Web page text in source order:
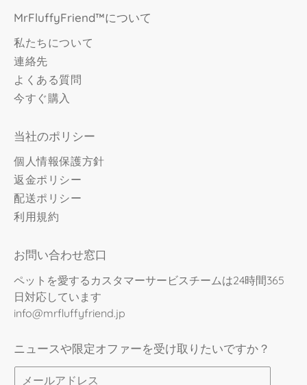
MrFluffyFriend™について
私たちについて
連絡先
よくある質問
今すぐ購入
当社のポリシー
個人情報保護方針
返金ポリシー
配送ポリシー
利用規約
お問い合わせ窓口
ペットを愛するカスタマーサービスチームは24時間365
日対応しています
info@mrfluffyfriend.jp
ニュースや限定オファーを受け取りたいですか？